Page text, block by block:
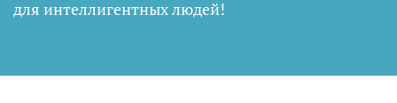
для интеллигентных людей!